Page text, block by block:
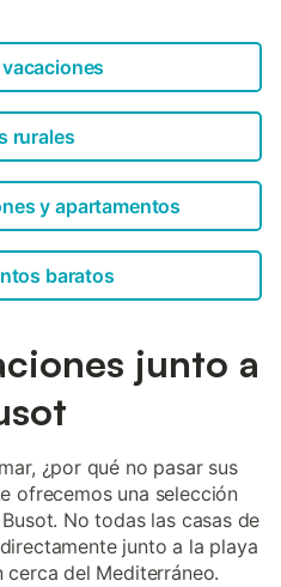
rurales
y apartamentos
baratos
junto a
¿por qué no pasar sus
ofrecemos una selección
No todas las casas de
junto a la playa
del Mediterráneo.